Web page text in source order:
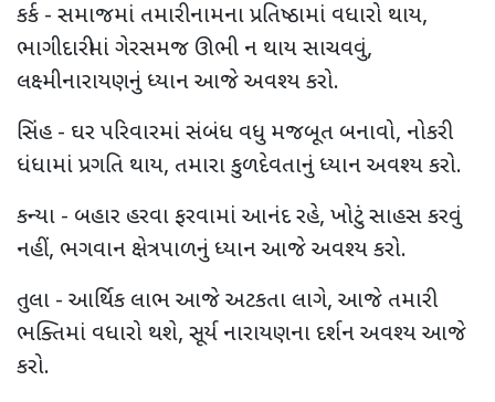
કર્ક - સમાજમાં તમારી નામના પ્રતિષ્ઠામાં વધારો થાય,
ભાગીદારીમાં ગેરસમજ ઊભી ન થાય સાચવવું,
લક્ષ્મીનારાયણનું ધ્યાન આજે અવશ્ય કરો.
સિંહ - ઘર પરિવારમાં સંબંધ વધુ મજબૂત બનાવો, નોકરી
ધંધામાં પ્રગતિ થાય, તમારા કુળદેવતાનું ધ્યાન અવશ્ય કરો.
કન્યા - બહાર હરવા ફરવામાં આનંદ રહે, ખોટું સાહસ કરવું
નહીં, ભગવાન ક્ષેત્રપાળનું ધ્યાન આજે અવશ્ય કરો.
તુલા - આર્થિક લાભ આજે અટકતા લાગે, આજે તમારી
ભક્તિમાં વધારો થશે, સૂર્ય નારાયણના દર્શન અવશ્ય આજે
કરો.